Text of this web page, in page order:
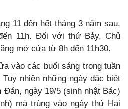
11 đến hết tháng 3 năm sau,
11h. Đối với thứ Bảy, Chủ
mở cửa từ 8h đến 11h30.
vào các buổi sáng trong tuần
nhiên những ngày đặc biệt
Đán, ngày 19/5 (sinh nhật Bác)
mà trùng vào ngày thứ Hai